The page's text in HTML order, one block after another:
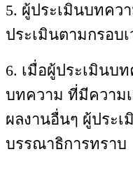
5. ผู้ประเมินบทคว
ประเมินตามกรอบ
6. เมื่อผู้ประเมินบ
บทความ ที่มีความ
ผลงานอื่นๆ ผู้ประ
บรรณาธิการทราบ